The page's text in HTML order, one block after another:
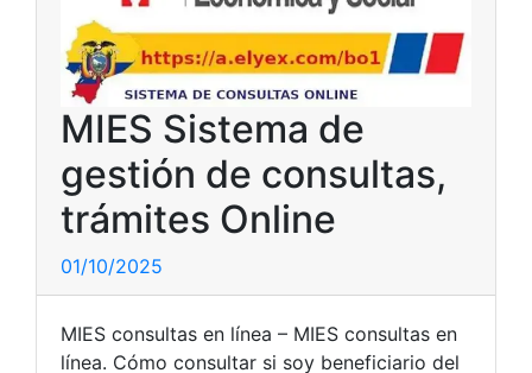
MIES Sistema de
gestión de consultas,
trámites Online
01/10/2025
MIES consultas en línea – MIES consultas en
línea. Cómo consultar si soy beneficiario del